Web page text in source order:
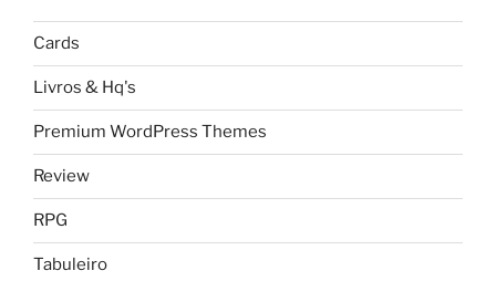
Cards
Livros & Hq's
Premium WordPress Themes
Review
RPG
Tabuleiro